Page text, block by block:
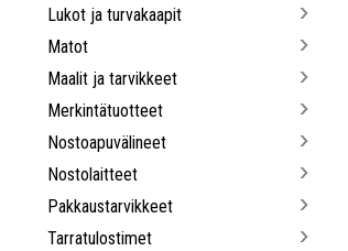
Lukot ja turvakaapit
Matot
Maalit ja tarvikkeet
Merkintätuotteet
Nostoapuvälineet
Nostolaitteet
Pakkaustarvikkeet
Tarratulostimet